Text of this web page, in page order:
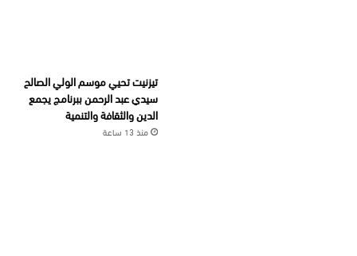
تيزنيت تحيي موسم الولي الصالح
سيدي عبد الرحمن ببرنامج يجمع
الدين والثقافة والتنمية
منذ 13 ساعة